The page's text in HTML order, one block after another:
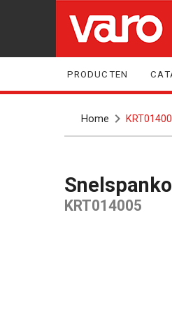
PRODUCTEN
Home
KRT014005